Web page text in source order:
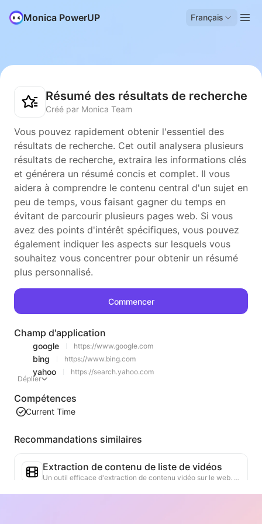
Monica PowerUP Français
Résumé des résultats de recherche
Créé par Monica Team
Vous pouvez rapidement obtenir l'essentiel des
résultats de recherche. Cet outil analysera plusieurs
résultats de recherche, extraira les informations clés
et générera un résumé concis et complet. Il vous
aidera à comprendre le contenu central d'un sujet en
peu de temps, vous faisant gagner du temps en
évitant de parcourir plusieurs pages web. Si vous
avez des points d'intérêt spécifiques, vous pouvez
également indiquer les aspects sur lesquels vous
souhaitez vous concentrer pour obtenir un résumé
plus personnalisé.
Commencer
Champ d'application
google https://www.google.com
bing https://www.bing.com
yahoo
https://search.yahoo.com
Déplier
Compétences
Current Time
Recommandations similaires
Extraction de contenu de liste de vidéos
Un outil efficace d'extraction de contenu vidéo sur le web, capable de scanner rapidement les pages et d'organiser les informations vidéo dans un tableau Markdown structuré.